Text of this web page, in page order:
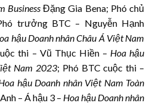
BusinessĐặng Gia Bena; Phó chủ
trưởng BTC – Nguyễn Hạnh
hậu Doanh nhân Châu Á Việt Nam
thi – Vũ Thục Hiền – Hoa hậu
Nam 2023; Phó BTC cuộc thi –
hậu Doanh nhân Việt Nam Toàn
– Á hậu 3 – Hoa hậu Doanh nhân